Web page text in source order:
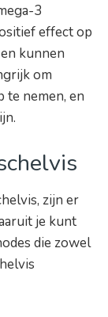
3
effect op
kunnen
om
te nemen, en
zijn er
je kunt
die zowel